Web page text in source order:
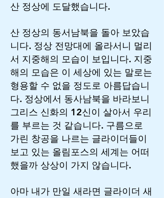
산 정상에 도달했습니다.
산 정상의 동서남북을 돌아 보았습
니다. 정상 전망대에 올라서니 멀리
서 지중해의 모습이 보입니다. 지중
해의 모습은 이 세상에 있는 말로는
형용할 수 없을 정도로 아름답습니
다. 정상에서 동사남북을 바라보니
그리스 신화의 12신이 살아서 우리
를 부르는 것 같습니다. 구름으로
가린 창공을 나르는 글라이더들이
보고 있는 올림포스의 세계는 어떠
했을까 상상이 가지 않습니다.
아마 내가 만일 새라면 글라이더 새